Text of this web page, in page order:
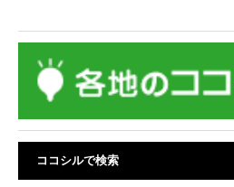
ココシルで検索